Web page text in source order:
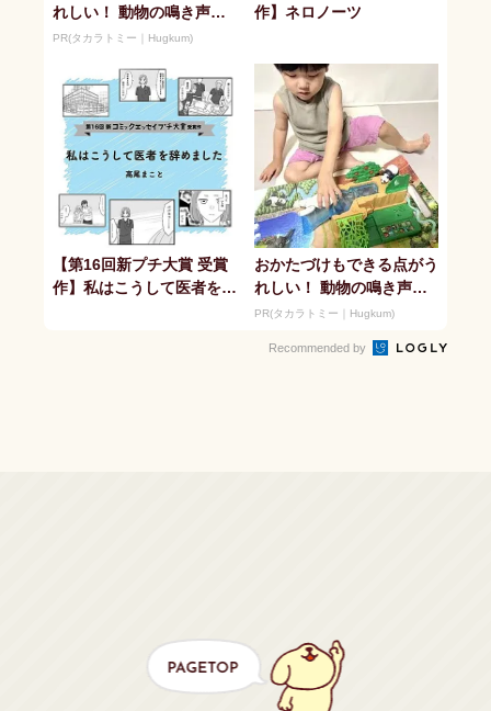
れしい！ 動物の鳴き声や
セリフが盛りだくさんの
PR(タカラトミー｜Hugkum)
作】ネロノーツ
【第16回新プチ大賞 受賞
作】私はこうして医者を辞
おかたづけもできる点がう
れしい！ 動物の鳴き声や
セリフが盛りだくさんの
PR(タカラトミー｜Hugkum)
Recommended by